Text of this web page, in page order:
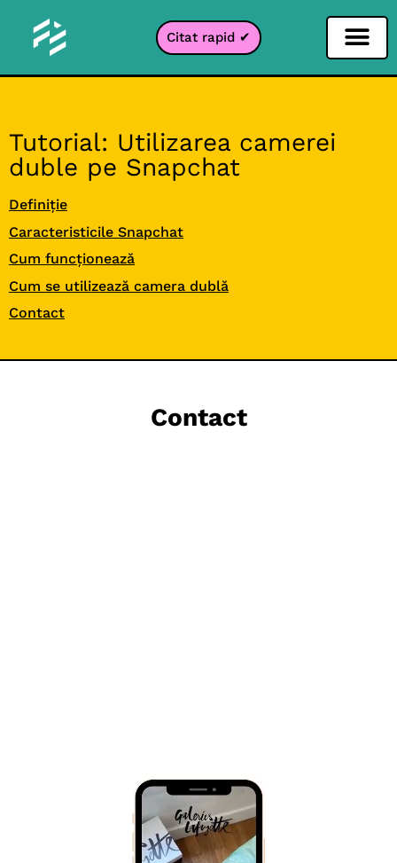
Citat rapid ✔
Tutorial: Utilizarea camerei
duble pe Snapchat
Definiție
Caracteristicile Snapchat
Cum funcționează
Cum se utilizează camera dublă
Contact
Contact